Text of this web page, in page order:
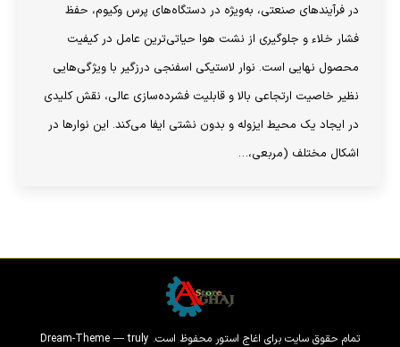
در فرآیندهای صنعتی، به‌ویژه در دستگاه‌های پرس وکیوم، حفظ
فشار خلاء و جلوگیری از نشت هوا حیاتی‌ترین عامل در کیفیت
محصول نهایی است. نوار لاستیکی اسفنجی درزگیر با ویژگی‌هایی
نظیر خاصیت ارتجاعی بالا و قابلیت فشرده‌سازی عالی، نقش کلیدی
در ایجاد یک محیط ایزوله و بدون نشتی ایفا می‌کند. این نوارها در
اشکال مختلف (مربعی،…
تمام حقوق سایت برای اغاج استور محفوظ است. Dream-Theme — truly